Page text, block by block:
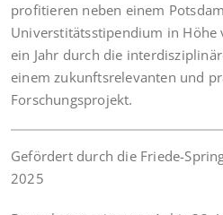
profitieren neben einem
Universtitätsstipendium in
ein Jahr durch die
einem zukunftsrelevanten und
Forschungsprojekt.
Gefördert durch die Friede-
2025